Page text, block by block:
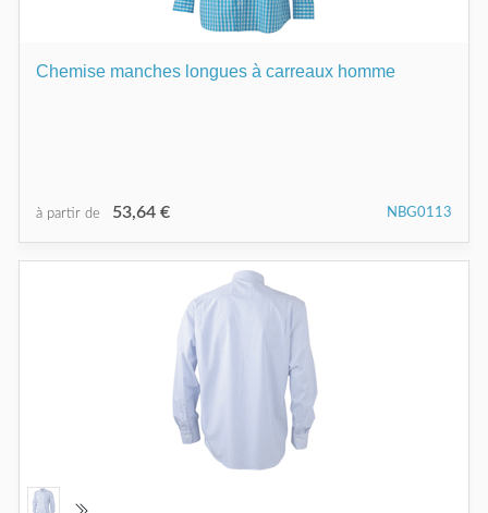
Chemise manches longues à carreaux homme
à partir de 53,64 € NBG0113